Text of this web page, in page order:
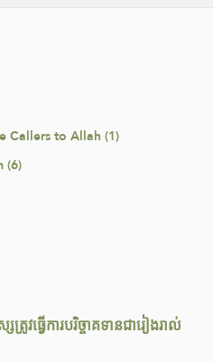
Callers to Allah (1)
(6)
ធ្វើការបរិច្ចាគទានជារៀងរាល់